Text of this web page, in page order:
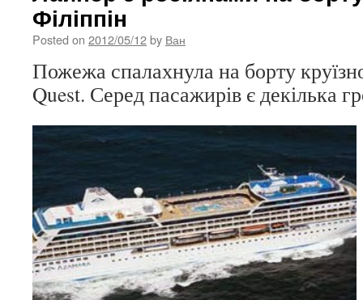
Філіппін
Posted on 2012/05/12by Ван
Пожежа спалахнула на борту
Quest. Серед пасажирів є декілька